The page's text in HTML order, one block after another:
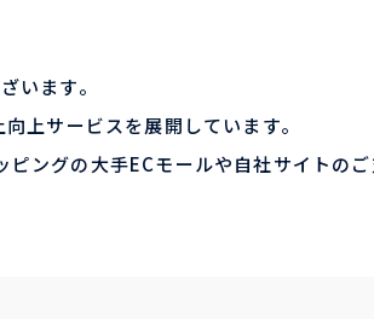
います。
上サービスを展開しています。
ングの大手ECモールや自社サイトの